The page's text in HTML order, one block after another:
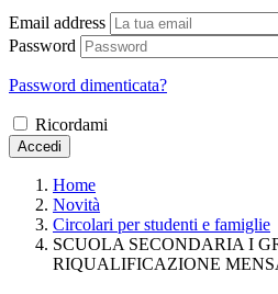
Email address
Password
Password dimenticata?
Ricordami
Accedi
Home
Novità
Circolari per studenti e famiglie
SCUOLA SECONDARIA I
RIQUALIFICAZIONE